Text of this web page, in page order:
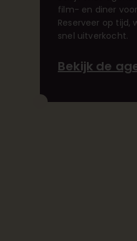
film- en diner
Reserveer op tijd,
snel uitverkocht.
Bekijk de